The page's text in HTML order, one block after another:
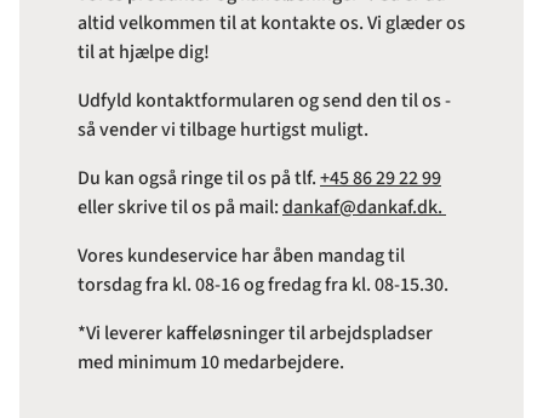
altid velkommen til at kontakte os. Vi glæder os
til at hjælpe dig!
Udfyld kontaktformularen og send den til os -
så vender vi tilbage hurtigst muligt.
Du kan også ringe til os på tlf.+45 86 29 22 99
eller skrive til os på mail:dankaf@dankaf.dk.
Vores kundeservice har åben mandag til
torsdag fra kl. 08-16 og fredag fra kl. 08-15.30.
*Vi leverer kaffeløsninger til arbejdspladser
med minimum 10 medarbejdere.